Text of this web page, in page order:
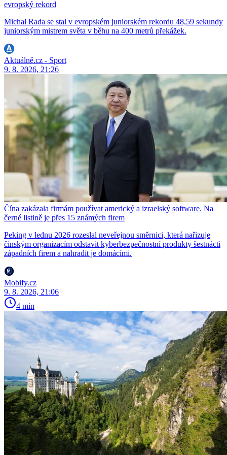
evropský rekord
Michal Rada se stal v evropském juniorském rekordu 48,59 sekundy
juniorským mistrem světa v běhu na 400 metrů překážek.
Aktuálně.cz - Sport
9. 8. 2026, 21:26
Čína zakázala firmám používat americký a izraelský software. Na
černé listině je přes 15 známých firem
Peking v lednu 2026 rozeslal neveřejnou směrnici, která nařizuje
čínským organizacím odstavit kyberbezpečnostní produkty šestnácti
západních firem a nahradit je domácími.
Mobify.cz
9. 8. 2026, 21:06
4 min